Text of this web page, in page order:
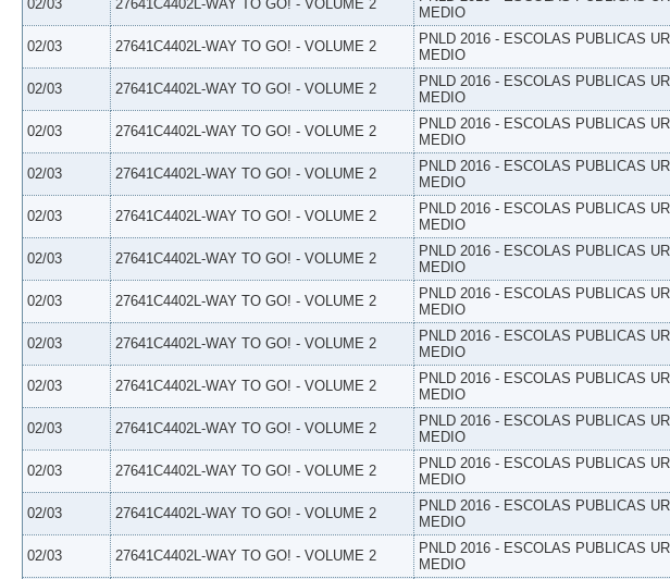
02/03 27641C4402L-WAY TO GO! - VOLUME 2
MEDIO
02/03 27641C4402L-WAY TO GO! - VOLUME 2
PNLD 2016 - ESCOLAS PUBLICAS
MEDIO
02/03 27641C4402L-WAY TO GO! - VOLUME 2
PNLD 2016 - ESCOLAS PUBLICAS
MEDIO
02/03 27641C4402L-WAY TO GO! - VOLUME 2
PNLD 2016 - ESCOLAS PUBLICAS
MEDIO
02/03 27641C4402L-WAY TO GO! - VOLUME 2
PNLD 2016 - ESCOLAS PUBLICAS
MEDIO
02/03 27641C4402L-WAY TO GO! - VOLUME 2
PNLD 2016 - ESCOLAS PUBLICAS
MEDIO
02/03 27641C4402L-WAY TO GO! - VOLUME 2
PNLD 2016 - ESCOLAS PUBLICAS
MEDIO
02/03 27641C4402L-WAY TO GO! - VOLUME 2
PNLD 2016 - ESCOLAS PUBLICAS
MEDIO
02/03 27641C4402L-WAY TO GO! - VOLUME 2
PNLD 2016 - ESCOLAS PUBLICAS
MEDIO
02/03 27641C4402L-WAY TO GO! - VOLUME 2
PNLD 2016 - ESCOLAS PUBLICAS
MEDIO
02/03 27641C4402L-WAY TO GO! - VOLUME 2
PNLD 2016 - ESCOLAS PUBLICAS
MEDIO
02/03 27641C4402L-WAY TO GO! - VOLUME 2
PNLD 2016 - ESCOLAS PUBLICAS
MEDIO
02/03 27641C4402L-WAY TO GO! - VOLUME 2
PNLD 2016 - ESCOLAS PUBLICAS
MEDIO
02/03 27641C4402L-WAY TO GO! - VOLUME 2
PNLD 2016 - ESCOLAS PUBLICAS
MEDIO